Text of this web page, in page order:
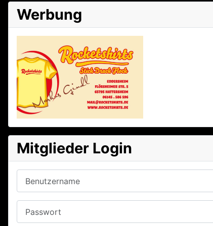
Werbung
Mitglieder Login